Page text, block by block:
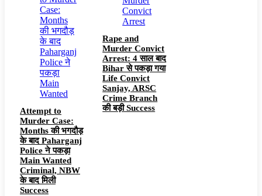
Attempt to
Murder Case:
Months की भगदौड़
के बाद Paharganj
Police ने पकड़ा
Main Wanted
Criminal, NBW
के बाद मिली
Success
Rape and
Murder Convict
Arrest: 4 साल बाद
Bihar से पकड़ा गया
Life Convict
Sanjay, ARSC
Crime Branch
की बड़ी Success